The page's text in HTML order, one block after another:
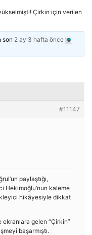
Çirkin için verilen
son 2 ay 3 hafta önce
#11147
paylaştığı,
Hekimoğlu’nun kaleme
hikâyesiyle dikkat
ekranlara gelen “Çirkin”
başarmıştı.